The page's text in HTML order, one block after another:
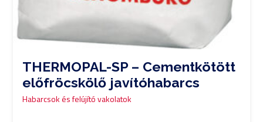
THERMOPAL-SP – Cementkötött
előfröcskölő javítóhabarcs
Habarcsok és felújító vakolatok